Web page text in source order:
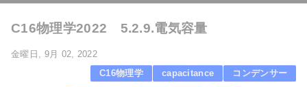
C16物理学2022 5.2.9.電気容量
金曜日, 9月 02, 2022
C16物理学
capacitance コンデンサー